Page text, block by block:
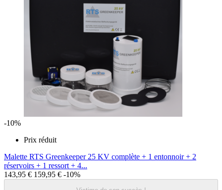
-10%
Prix réduit
Malette RTS Greenkeeper 25 KV complète + 1 entonnoir + 2
réservoirs + 1 ressort + 4...
143,95 € 159,95 € -10%